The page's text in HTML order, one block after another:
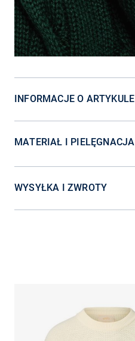
INFORMACJE O ARTYKULE
MATERIAŁ I PIELĘGNACJA
WYSYŁKA I ZWROTY